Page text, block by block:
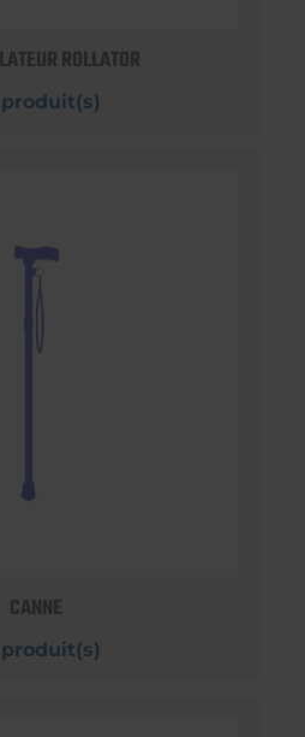
ROLLATOR
CANNE
produit(s)